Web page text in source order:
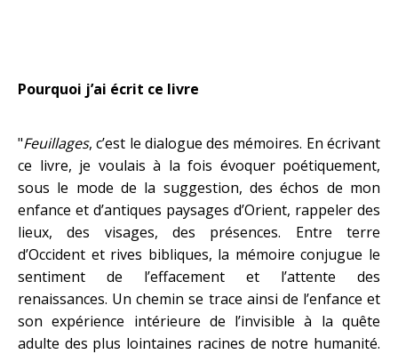
Pourquoi j’ai écrit ce livre
"Feuillages, c’est le dialogue des mémoires. En écrivant
ce livre, je voulais à la fois évoquer poétiquement,
sous le mode de la suggestion, des échos de mon
enfance et d’antiques paysages d’Orient, rappeler des
lieux, des visages, des présences. Entre terre
d’Occident et rives bibliques, la mémoire conjugue le
sentiment de l’effacement et l’attente des
renaissances. Un chemin se trace ainsi de l’enfance et
son expérience intérieure de l’invisible à la quête
adulte des plus lointaines racines de notre humanité.